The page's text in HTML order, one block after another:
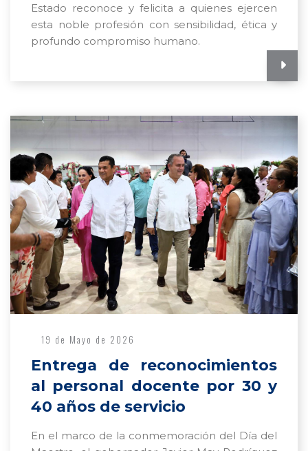
Estado reconoce y felicita a quienes ejercen
esta noble profesión con sensibilidad, ética y
profundo compromiso humano.
19 de Mayo de 2026
Entrega de reconocimientos
al personal docente por 30 y
40 años de servicio
En el marco de la conmemoración del Día del